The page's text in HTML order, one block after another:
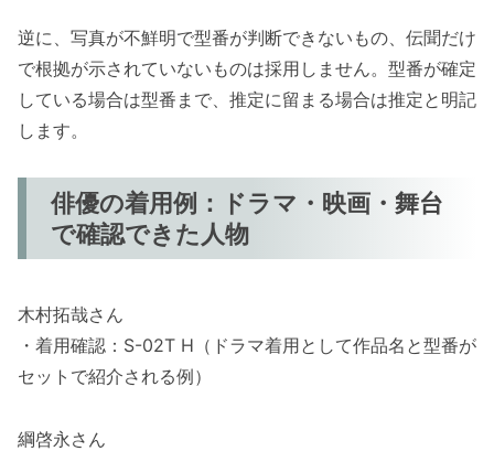
逆に、写真が不鮮明で型番が判断できないもの、伝聞だけ
で根拠が示されていないものは採用しません。型番が確定
している場合は型番まで、推定に留まる場合は推定と明記
します。
俳優の着用例：ドラマ・映画・舞台
で確認できた人物
木村拓哉さん
・着用確認：S-02T H（ドラマ着用として作品名と型番が
セットで紹介される例）
綱啓永さん